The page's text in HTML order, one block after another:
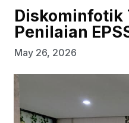
Diskominfotik
Penilaian
May 26, 2026